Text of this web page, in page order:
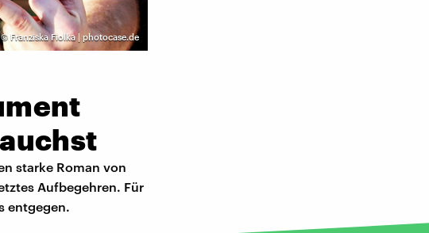
© Franziska Fiolka | photocase.de
starke Roman von
Aufbegehren. Für
entgegen.